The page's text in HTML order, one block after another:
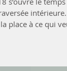
place à ce qui